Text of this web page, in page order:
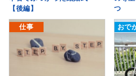
【後編】
つ
仕事 おで